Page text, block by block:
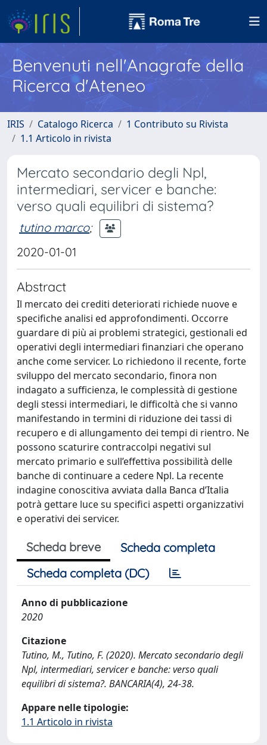
Benvenuti nell'Anagrafe della
Ricerca d'Ateneo
IRIS Catalogo Ricerca
1 Contributo su Rivista
1.1 Articolo in rivista
Mercato secondario degli Npl,
intermediari, servicer e banche:
verso quali equilibri di sistema?
tutino marco;
2020-01-01
Abstract
Il mercato dei crediti deteriorati richiede nuove e
specifiche analisi ed approfondimenti. Occorre
guardare di più ai problemi strategici, gestionali ed
operativi degli intermediari finanziari che operano
anche come servicer. Lo richiedono il recente, forte
sviluppo del mercato secondario, finora non
indagato a sufficienza, le complessità di gestione
degli stessi intermediari, le difficoltà che si vanno
manifestando in termini di riduzione dei tassi di
recupero e di allungamento dei tempi di rientro. Ne
possono scaturire contraccolpi negativi sul
mercato primario e sull’effettiva possibilità delle
banche di continuare a cedere Npl. La recente
indagine conoscitiva avviata dalla Banca d’Italia
potrà gettare luce su specifici aspetti organizzativi
e operativi dei servicer.
Scheda breve
Scheda completa
Scheda completa (DC)
Anno di pubblicazione
2020
Citazione
Tutino, M., Tutino, F. (2020). Mercato secondario degli
Npl, intermediari, servicer e banche: verso quali
equilibri di sistema?. BANCARIA(4), 24-38.
Appare nelle tipologie:
1.1 Articolo in rivista